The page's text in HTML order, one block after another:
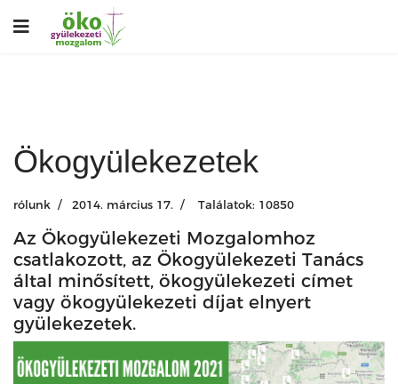
Ökogyülekezetek
rólunk 2014. március 17. Találatok: 10850
Az Ökogyülekezeti Mozgalomhoz
csatlakozott, az Ökogyülekezeti Tanács
által minősített, ökogyülekezeti címet
vagy ökogyülekezeti díjat elnyert
gyülekezetek.